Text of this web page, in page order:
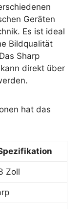
Geräten
Es ist ideal
Bildqualität
Sharp
direkt über
hat das
Zoll